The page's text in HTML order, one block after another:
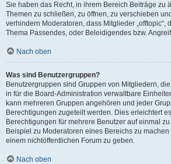
Sie haben das Recht, in ihrem Bereich Beiträge zu
Themen zu schließen, zu öffnen, zu verschieben
verhindern Moderatoren, dass Mitglieder „offtopic“,
Thema Passendes, oder Beleidigendes bzw.
Nach oben
Was sind Benutzergruppen?
Benutzergruppen sind Gruppen von Mitgliedern,
in für die Board-Administration verwaltbare
kann mehreren Gruppen angehören und jeder
Berechtigungen zugeteilt werden. Dies erleichtert
Berechtigungen für mehrere Benutzer auf einmal
Beispiel zu Moderatoren eines Bereichs zu
einem nichtöffentlichen Forum zu geben.
Nach oben